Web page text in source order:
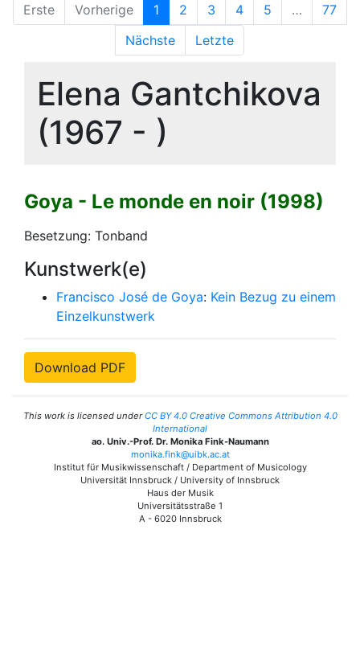
Erste
Vorherige 1 2 3 4 5 …
77
Nächste
Letzte
Elena Gantchikova
(1967 - )
Goya - Le monde en noir (1998)
Besetzung: Tonband
Kunstwerk(e)
Francisco José de Goya: Kein Bezug zu einem
Einzelkunstwerk
Download PDF
This work is licensed underCC BY 4.0 Creative Commons Attribution 4.0
International
ao. Univ.-Prof. Dr. Monika Fink-Naumann
monika.fink@uibk.ac.at
Institut für Musikwissenschaft / Department of Musicology
Universität Innsbruck / University of Innsbruck
Haus der Musik
Universitätsstraße 1
A - 6020 Innsbruck